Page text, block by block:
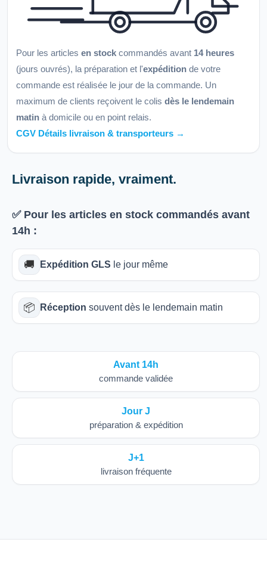
Pour les articles en stock commandés avant 14 heures
(jours ouvrés), la préparation et l'expédition de votre
commande est réalisée le jour de la commande. Un
maximum de clients reçoivent le colis dès le lendemain
matin à domicile ou en point relais.
CGV Détails livraison & transporteurs →
Livraison rapide, vraiment.
✅ Pour les articles en stock commandés avant
14h :
🚚 Expédition GLS le jour même
📦 Réception souvent dès le lendemain matin
Avant 14h
commande validée
Jour J
préparation & expédition
J+1
livraison fréquente